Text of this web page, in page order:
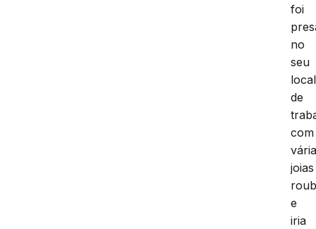
foi
no
seu
local
de
com
joias
e
iria